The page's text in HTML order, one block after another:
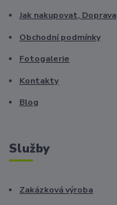
Jak nakupovat, Doprava
Obchodní podmínky
Fotogalerie
Kontakty
Blog
Služby
Zakázková výroba